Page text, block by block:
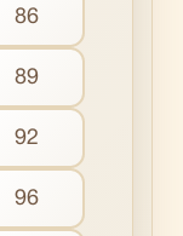
86
89
92
96